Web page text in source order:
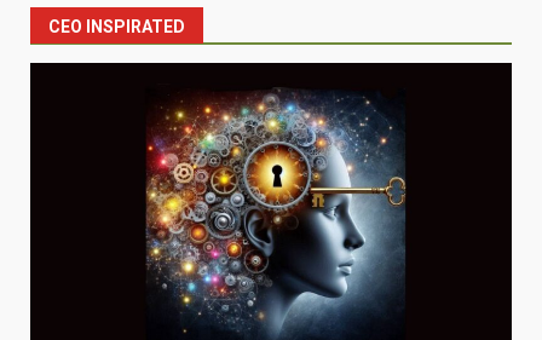
CEO INSPIRATED